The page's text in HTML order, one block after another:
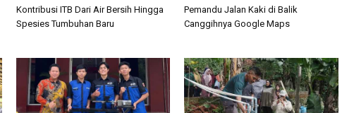
Kontribusi ITB Dari Air Bersih Hingga
Spesies Tumbuhan Baru
Pemandu Jalan Kaki di Balik
Canggihnya Google Maps